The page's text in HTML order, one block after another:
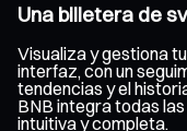
Una billetera de
Visualiza y gestiona
interfaz, con un
tendencias y el
BNB integra todas
intuitiva y completa.